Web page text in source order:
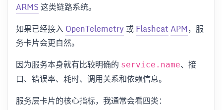
ARMS这类链路系统。
如果已经接入OpenTelemetry 或FlashcatAPM，服
务卡片会更自然。
因为服务本身就有比较明确的 service.name、接
口、错误率、耗时、调用关系和依赖信息。
服务层卡片的核心指标，我通常会看四类：